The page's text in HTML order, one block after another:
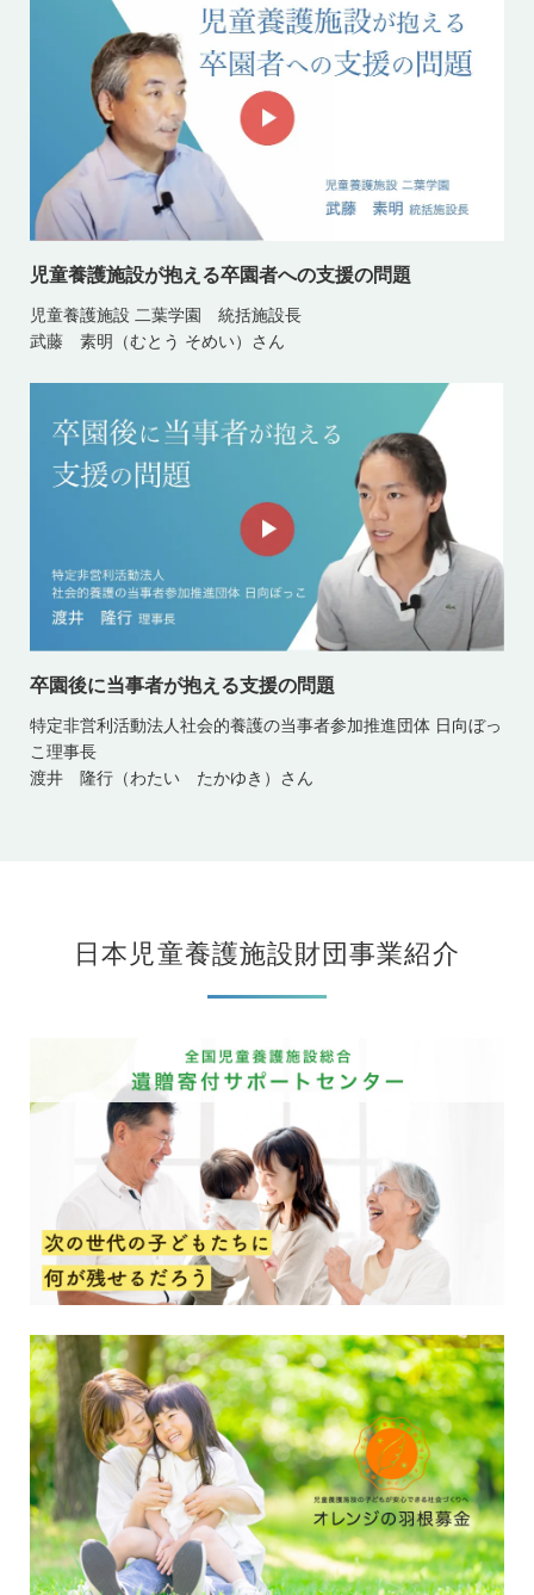
児童養護施設が抱える卒園者への支援の問題
児童養護施設 二葉学園 統括施設長
武藤 素明（むとう そめい）さん
卒園後に当事者が抱える支援の問題
特定非営利活動法人社会的養護の当事者参加推進団体 日向ぼっ
こ理事長
渡井 隆行（わたい たかゆき）さん
日本児童養護施設財団事業紹介